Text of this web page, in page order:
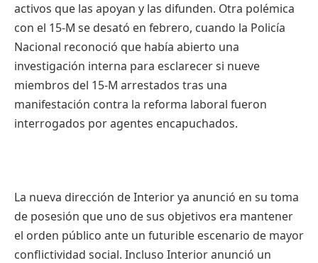
activos que las apoyan y las difunden. Otra polémica
con el 15-M se desató en febrero, cuando la Policía
Nacional reconoció que había abierto una
investigación interna para esclarecer si nueve
miembros del 15-M arrestados tras una
manifestación contra la reforma laboral fueron
interrogados por agentes encapuchados.
La nueva dirección de Interior ya anunció en su toma
de posesión que uno de sus objetivos era mantener
el orden público ante un futurible escenario de mayor
conflictividad social. Incluso Interior anunció un